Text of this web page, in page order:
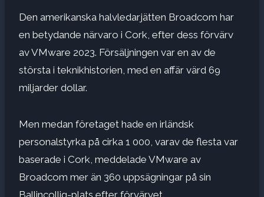
Den amerikanska halvledarjätten Broadcom har
en betydande närvaro i Cork, efter dess förvärv
av VMware 2023. Försäljningen var en av de
största i teknikhistorien, med en affär värd 69
miljarder dollar.
Men medan företaget hade en irländsk
personalstyrka på cirka 1 000, varav de flesta var
baserade i Cork, meddelade VMware av
Broadcom mer än 360 uppsägningar på sin
Ballincollig-plats efter förvärvet.